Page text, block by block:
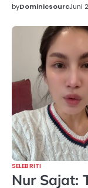
byDominicsourcJuni
SELEBRITI
Nur Sajat: